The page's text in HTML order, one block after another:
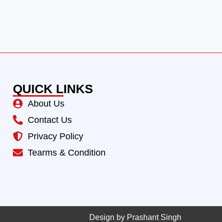
QUICK LINKS
About Us
Contact Us
Privacy Policy
Tearms & Condition
Design by Prashant Singh